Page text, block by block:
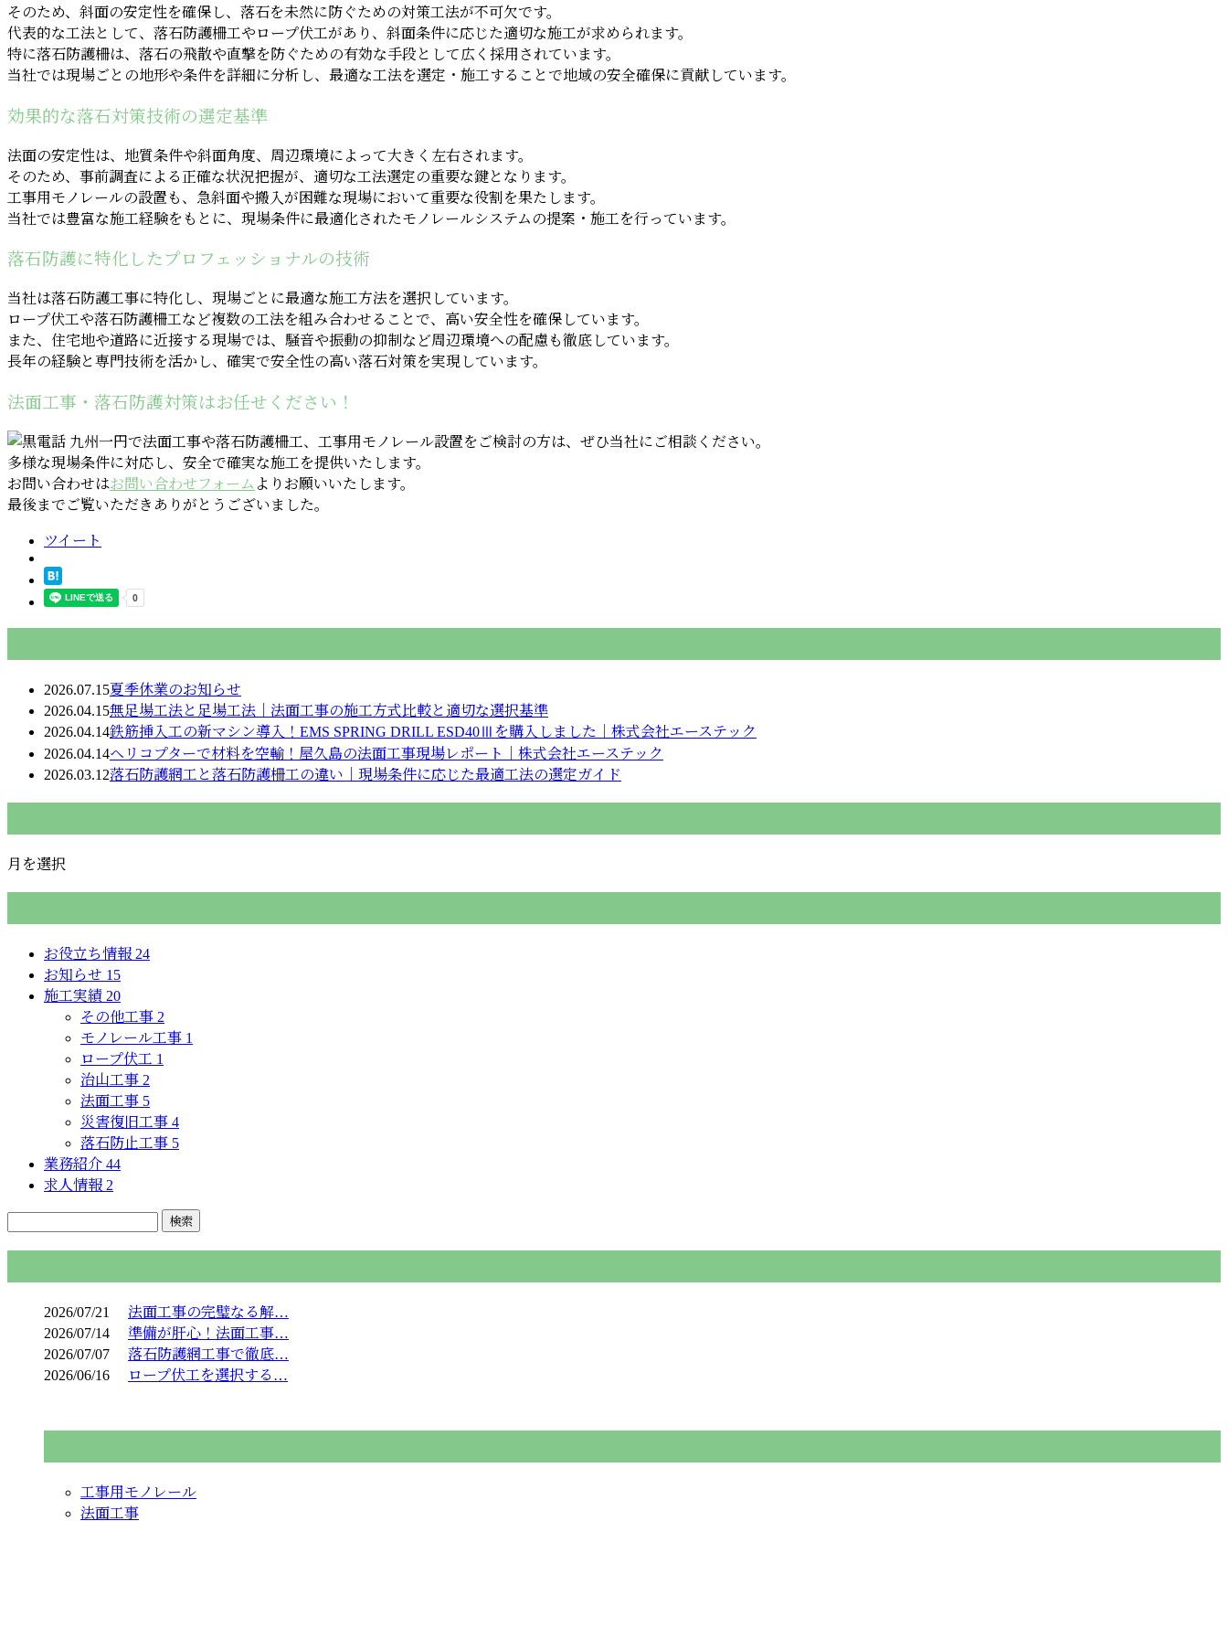
そのため、斜面の安定性を確保し、落石を未然に防ぐための対策工法が不可欠です。
代表的な工法として、落石防護柵工やロープ伏工があり、斜面条件に応じた適切な施工が求められます。
特に落石防護柵は、落石の飛散や直撃を防ぐための有効な手段として広く採用されています。
当社では現場ごとの地形や条件を詳細に分析し、最適な工法を選定・施工することで地域の安全確保に貢献しています。
効果的な落石対策技術の選定基準
法面の安定性は、地質条件や斜面角度、周辺環境によって大きく左右されます。
そのため、事前調査による正確な状況把握が、適切な工法選定の重要な鍵となります。
工事用モノレールの設置も、急斜面や搬入が困難な現場において重要な役割を果たします。
当社では豊富な施工経験をもとに、現場条件に最適化されたモノレールシステムの提案・施工を行っています。
落石防護に特化したプロフェッショナルの技術
当社は落石防護工事に特化し、現場ごとに最適な施工方法を選択しています。
ロープ伏工や落石防護柵工など複数の工法を組み合わせることで、高い安全性を確保しています。
また、住宅地や道路に近接する現場では、騒音や振動の抑制など周辺環境への配慮も徹底しています。
長年の経験と専門技術を活かし、確実で安全性の高い落石対策を実現しています。
法面工事・落石防護対策はお任せください！
九州一円で法面工事や落石防護柵工、工事用モノレール設置をご検討の方は、ぜひ当社にご相談ください。
多様な現場条件に対応し、安全で確実な施工を提供いたします。
お問い合わせはお問い合わせフォーム よりお願いいたします。
最後までご覧いただきありがとうございました。
ツイート
2026.07.15夏季休業のお知らせ
2026.04.15無足場工法と足場工法｜法面工事の施工方式比較と適切な選択基準
2026.04.14鉄筋挿入工の新マシン導入！EMS SPRING DRILL ESD40Ⅲを購入しました｜株式会社エーステック
2026.04.14ヘリコプターで材料を空輸！屋久島の法面工事現場レポート｜株式会社エーステック
2026.03.12落石防護網工と落石防護柵工の違い｜現場条件に応じた最適工法の選定ガイド
月を選択
お役立ち情報 24
お知らせ 15
施工実績 20
その他工事 2
モノレール工事 1
ロープ伏工 1
治山工事 2
法面工事 5
災害復旧工事 4
落石防止工事 5
業務紹介 44
求人情報 2
2026/07/21
法面工事の完璧なる解…
2026/07/14
準備が肝心！法面工事…
2026/07/07
落石防護網工事で徹底…
2026/06/16
ロープ伏工を選択する…
工事用モノレール
法面工事